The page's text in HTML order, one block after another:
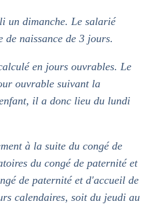
un dimanche. Le salarié
de naissance de 3 jours.
en jours ouvrables. Le
ouvrable suivant la
il a donc lieu du lundi
à la suite du congé de
du congé de paternité et
de paternité et d'accueil de
calendaires, soit du jeudi au